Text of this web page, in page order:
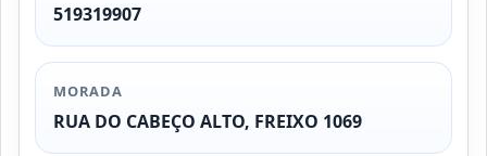
519319907
MORADA
RUA DO CABEÇO ALTO, FREIXO 1069